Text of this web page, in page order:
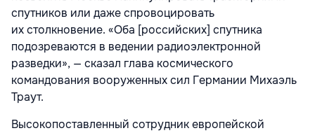
спутников или даже спровоцировать
их столкновение. «Оба [российских] спутника
подозреваются в ведении радиоэлектронной
разведки», — сказал глава космического
командования вооруженных сил Германии Михаэль
Траут.
Высокопоставленный сотрудник европейской